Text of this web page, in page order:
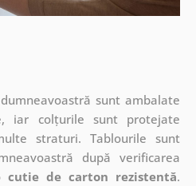
sunt ambalate
iar colțurile sunt protejate
straturi.Tablourile sunt
după verificarea
cutie de carton rezistentă.